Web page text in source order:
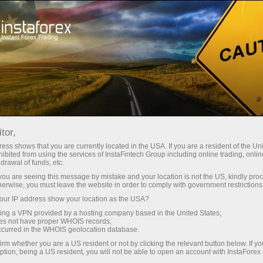
Что такое Форекс?
Что такое Форекс?
Слово Forex – это аббревиатура, которая
произошла от 2-х слов – Foreign и Exchange.
Если перевести эту фразу с английского
дословно, то Forex – это обмен иностранной
валюты. Определение того, что такое Форекс,
как раз и следует из дословного перевода
shows that you are currently located in the USA. If you are a resident of the
from using the services of InstaFintech Group including online trading,
of funds, etc.
are seeing this message by mistake and your location is not the US, kindly
you must leave the website in order to comply with government
IP address show your location as the USA?
a VPN provided by a hosting company based in the United States;
not have proper WHOIS records;
in the WHOIS geolocation database.
whether you are a US resident or not by clicking the relevant button below. If
being a US resident, you will not be able to open an account with InstaForex